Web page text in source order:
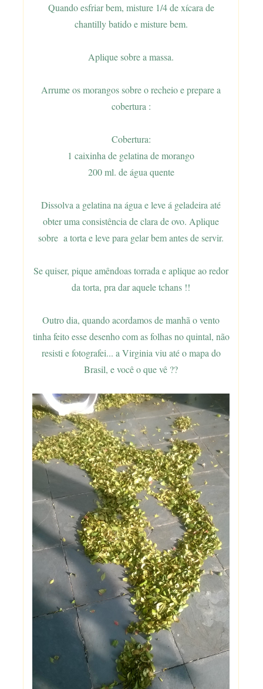
Quando esfriar bem, misture 1/4 de xícara de
chantilly batido e misture bem.
Aplique sobre a massa.
Arrume os morangos sobre o recheio e prepare a
cobertura :
Cobertura:
1 caixinha de gelatina de morango
200 ml. de água quente
Dissolva a gelatina na água e leve á geladeira até
obter uma consistência de clara de ovo. Aplique
sobre a torta e leve para gelar bem antes de servir.
Se quiser, pique amêndoas torrada e aplique ao redor
da torta, pra dar aquele tchans !!
Outro dia, quando acordamos de manhã o vento
tinha feito esse desenho com as folhas no quintal, não
resisti e fotografei... a Virginia viu até o mapa do
Brasil, e você o que vê ??